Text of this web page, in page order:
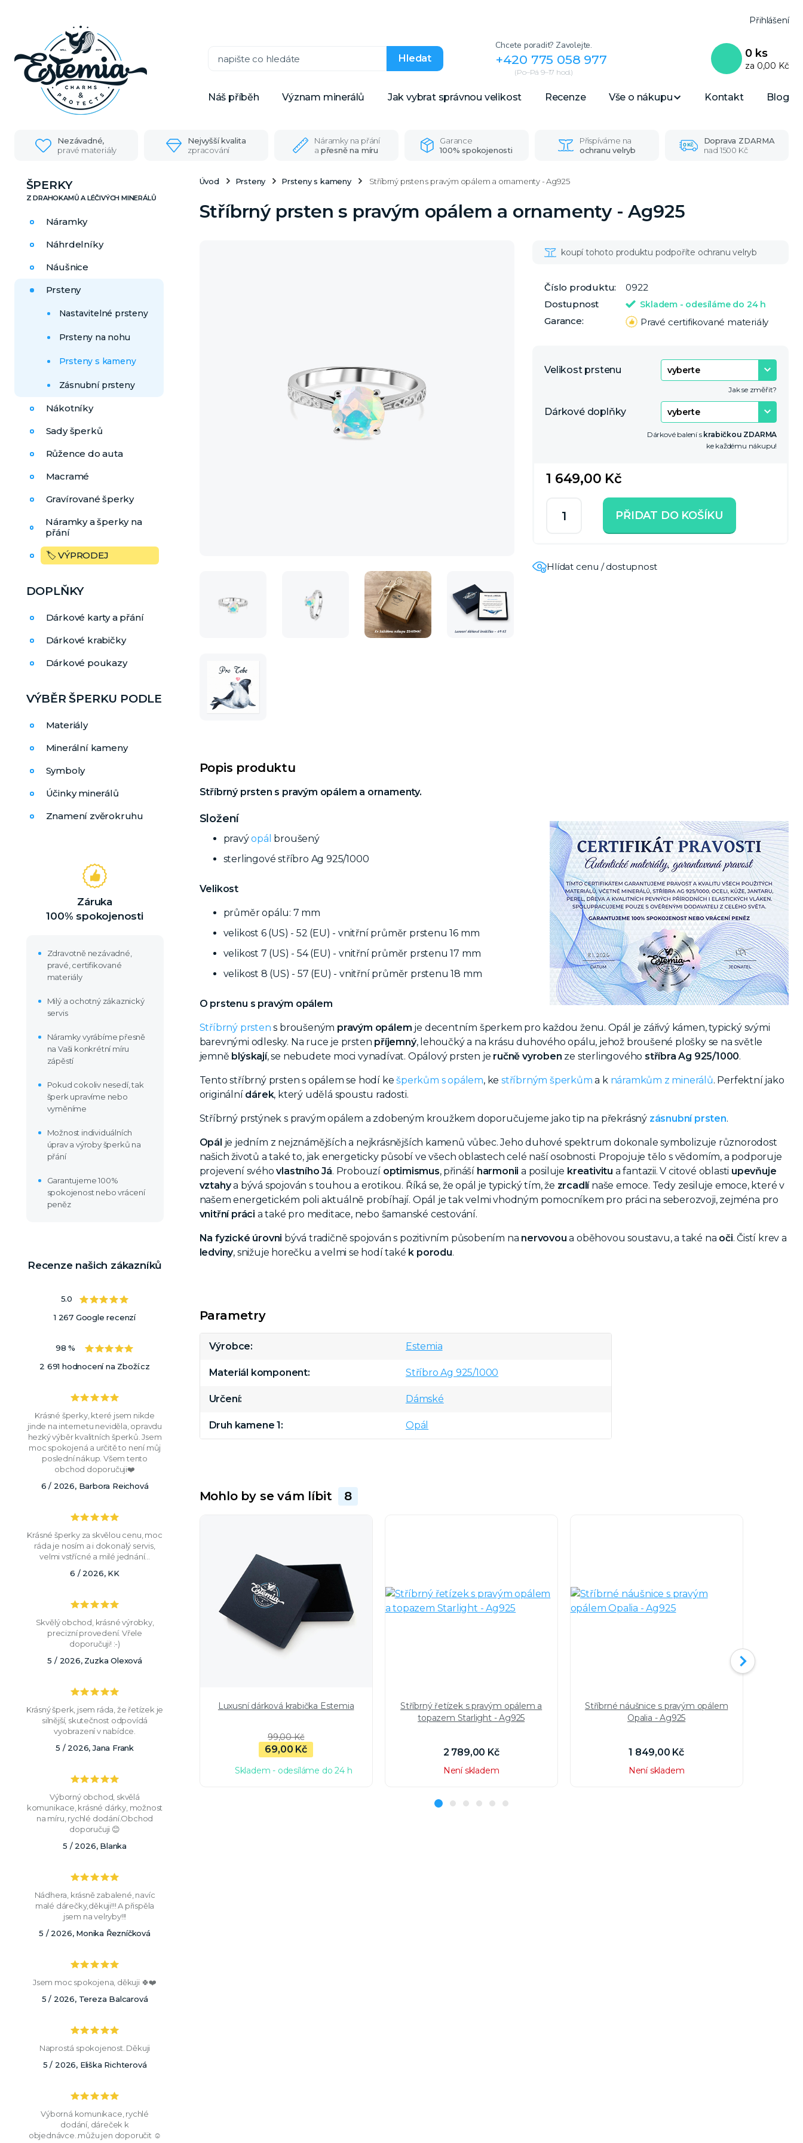
Náš příběh Význam minerálů Jak vybrat správnou velikost Recenze Vše o nákupu Kontakt Blog
Přihlášení
Hledat
Chcete poradit? Zavolejte.
+420 775 058 977
(Po–Pá 9–17 hod.)
0 ks
za 0,00 Kč
Nezávadné,
pravé materiály
Nejvyšší kvalita
zpracování
Náramky na přání
a přesně na míru
Garance
100% spokojenosti
Přispíváme na
ochranu velryb
Doprava ZDARMA
nad 1500 Kč
ŠPERKY
Náramky
Náhrdelníky
Náušnice
Prsteny
Nastavitelné prsteny
Prsteny na nohu
Prsteny s kameny
Zásnubní prsteny
Nákotníky
Sady šperků
Růžence do auta
Macramé
Gravírované šperky
Náramky a šperky na
přání
🏷️ VÝPRODEJ
DOPLŇKY
Dárkové karty a přání
Dárkové krabičky
Dárkové poukazy
VÝBĚR ŠPERKU PODLE
Materiály
Minerální kameny
Symboly
Účinky minerálů
Znamení zvěrokruhu
Záruka
100% spokojenosti
Zdravotně nezávadné,
pravé, certifikované
materiály
Milý a ochotný zákaznický
servis
Náramky vyrábíme přesně
na Vaši konkrétní míru
zápěstí
Pokud cokoliv nesedí, tak
šperk upravíme nebo
vyměníme
Možnost individuálních
úprav a výroby šperků na
přání
Garantujeme 100%
spokojenost nebo vrácení
peněz
Recenze našich zákazníků
5.0
1 267 Google recenzí
98 %
2 691 hodnocení na Zboží.cz
Krásné šperky, které jsem nikde
jinde na internetu neviděla, opravdu
hezký výběr kvalitních šperků. Jsem
moc spokojená a určitě to není můj
poslední nákup. Všem tento
obchod doporučuji❤️
6 / 2026, Barbora Reichová
Krásné šperky za skvělou cenu, moc
ráda je nosím a i dokonalý servis,
velmi vstřícné a milé jednání...
6 / 2026, KK
Skvělý obchod, krásné výrobky,
precizní provedení. Vřele
doporučuji! :-)
5 / 2026, Zuzka Olexová
Krásný šperk, jsem ráda, že řetízek je
silnější, skutečnost odpovídá
vyobrazení v nabídce.
5 / 2026, Jana Frank
Výborný obchod, skvělá
komunikace, krásné dárky, možnost
na míru, rychlé dodání.Obchod
doporučuji 😊
5 / 2026, Blanka
Nádhera, krásně zabalené, navíc
malé dárečky,děkuji!!! A přispěla
jsem na velryby!!!
5 / 2026, Monika Řezníčková
Jsem moc spokojena, děkuji 🍀❤️
5 / 2026, Tereza Balcarová
Naprostá spokojenost. Děkuji
5 / 2026, Eliška Richterová
Výborná komunikace, rychlé
dodání, dáreček k
objednávce..můžu jen doporučit ☺️
Úvod Prsteny Prsteny s kameny Stříbrný prsten s pravým opálem a ornamenty - Ag925
Stříbrný prsten s pravým opálem a ornamenty - Ag925
Číslo produktu:
0922
Dostupnost
Skladem - odesíláme do 24 h
Garance: Pravé certifikované materiály
Velikost prstenu
Jak se změřit?
Dárkové doplňky
Dárkové balení s krabičkou ZDARMA
ke každému nákupu!
1 649,00 Kč
PŘIDAT DO KOŠÍKU
Hlídat cenu / dostupnost
Popis produktu
Stříbrný prsten s pravým opálem a ornamenty.
Složení
pravýopál broušený
sterlingové stříbro Ag 925/1000
Velikost
průměr opálu: 7 mm
velikost 6 (US) - 52 (EU) - vnitřní průměr prstenu 16 mm
velikost 7 (US) - 54 (EU) - vnitřní průměr prstenu 17 mm
velikost 8 (US) - 57 (EU) - vnitřní průměr prstenu 18 mm
O prstenu s pravým opálem
Stříbrný prsten s broušeným pravým opálem je decentním šperkem pro každou ženu. Opál je zářivý kámen, typický svými
barevnými odlesky. Na ruce je prsten příjemný, lehoučký a na krásu duhového opálu, jehož broušené plošky se na světle
jemně blýskají, se nebudete moci vynadívat. Opálový prsten je ručně vyroben ze sterlingového stříbra Ag 925/1000.
Tento stříbrný prsten s opálem se hodí kešperkům s opálem, kestříbrným šperkům a k náramkům z minerálů. Perfektní jako
originální dárek, který udělá spoustu radosti.
Stříbrný prstýnek s pravým opálem a zdobeným kroužkem doporučujeme jako tip na překrásný zásnubní prsten.
Opál je jedním z nejznámějších a nejkrásnějších kamenů vůbec. Jeho duhové spektrum dokonale symbolizuje různorodost
našich životů a také to, jak energeticky působí ve všech oblastech celé naší osobnosti. Propojuje tělo s vědomím, a podporuje
projevení svéhovlastního Já. Probouzí optimismus, přináší harmonii a posiluje kreativitu a fantazii. V citové oblasti upevňuje
vztahya bývá spojován s touhou a erotikou. Říká se, že opál je typický tím, že zrcadlínaše emoce. Tedy zesiluje emoce, které v
našem energetickém poli aktuálně probíhají. Opál je tak velmi vhodným pomocníkem pro práci na seberozvoji, zejména pro
vnitřní práci a také pro meditace, nebo šamanské cestování.
Na fyzické úrovni bývá tradičně spojován s pozitivním působením na nervovou a oběhovou soustavu, a také na oči. Čistí krev a
ledviny, snižuje horečku a velmi se hodí také k porodu.
Parametry
Výrobce Estemia
Materiál komponent Stříbro Ag 925/1000
Určení Dámské
Druh kamene 1 Opál
Mohlo by se vám líbit 8
Luxusní dárková krabička Estemia
99,00 Kč
69,00 Kč
Skladem - odesíláme do 24 h
Stříbrný řetízek s pravým opálem a
topazem Starlight - Ag925
2 789,00 Kč
Není skladem
Stříbrné náušnice s pravým opálem
Opalia - Ag925
1 849,00 Kč
Není skladem